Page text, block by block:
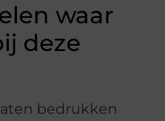
waar
deze
bedrukken